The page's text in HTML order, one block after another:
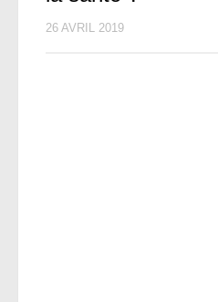
26 AVRIL 2019